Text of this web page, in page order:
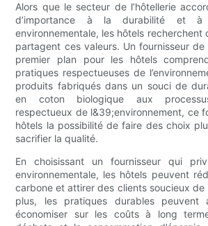
Alors que le secteur de l’hôtellerie
d’importance à la durabilité et à
environnementale, les hôtels recherchent
partagent ces valeurs. Un fournisseur
premier plan pour les hôtels
pratiques respectueuses de
produits fabriqués dans un souci de
en coton biologique aux
respectueux de l&39;environnement, ce
hôtels la possibilité de faire des choix
sacrifier la qualité.
En choisissant un fournisseur qui
environnementale, les hôtels peuvent
carbone et attirer des clients soucieux de
plus, les pratiques durables peuvent
économiser sur les coûts à long